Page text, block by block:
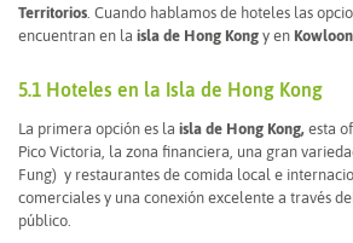
Territorios . Cuando hablamos de hoteles las
encuentran en la isla de Hong Kong y en Kowloon
5.1 Hoteles en la Isla de Hong Kong
La primera opción es la isla de Hong Kong, esta
Pico Victoria, la zona financiera, una gran
Fung) y restaurantes de comida local e
comerciales y una conexión excelente a través
público.